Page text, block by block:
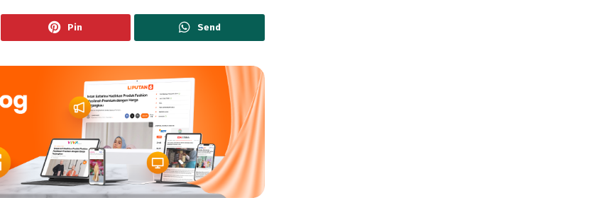
Pin Send